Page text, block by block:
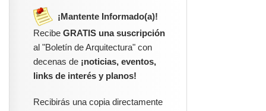
¡Mantente Informado(a)!
Recibe GRATIS una suscripción
al "Boletín de Arquitectura" con
decenas de ¡noticias, eventos,
links de interés y planos!
Recibirás una copia directamente